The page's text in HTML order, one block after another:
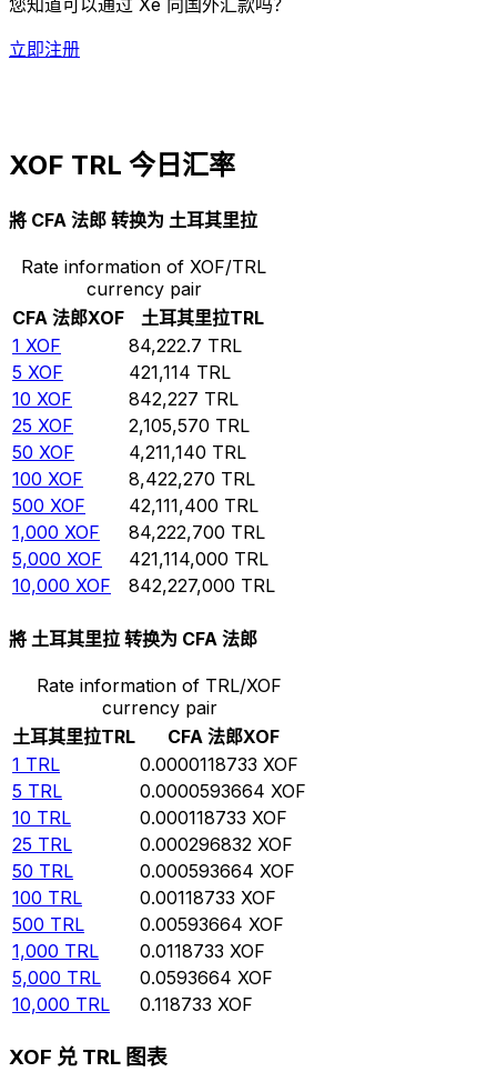
您知道可以通过 Xe 向国外汇款吗？
立即注册
XOF TRL 今日汇率
將 CFA 法郎 转换为 土耳其里拉
Rate information of XOF/TRL
currency pair
CFA 法郎XOF 土耳其里拉TRL
1 XOF 84,222.7 TRL
5 XOF 421,114 TRL
10 XOF 842,227 TRL
25 XOF 2,105,570 TRL
50 XOF 4,211,140 TRL
100 XOF 8,422,270 TRL
500 XOF 42,111,400 TRL
1,000 XOF 84,222,700 TRL
5,000 XOF 421,114,000 TRL
10,000 XOF 842,227,000 TRL
將 土耳其里拉 转换为 CFA 法郎
Rate information of TRL/XOF
currency pair
土耳其里拉TRL CFA 法郎XOF
1 TRL 0.0000118733 XOF
5 TRL 0.0000593664 XOF
10 TRL 0.000118733 XOF
25 TRL 0.000296832 XOF
50 TRL 0.000593664 XOF
100 TRL 0.00118733 XOF
500 TRL 0.00593664 XOF
1,000 TRL 0.0118733 XOF
5,000 TRL 0.0593664 XOF
10,000 TRL 0.118733 XOF
XOF 兑 TRL 图表